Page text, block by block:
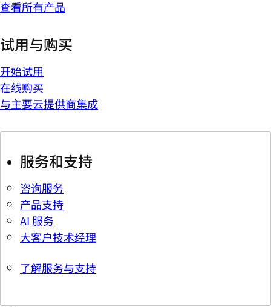
查看所有产品
试用与购买
开始试用
在线购买
与主要云提供商集成
服务和支持
咨询服务
产品支持
AI 服务
大客户技术经理
了解服务与支持